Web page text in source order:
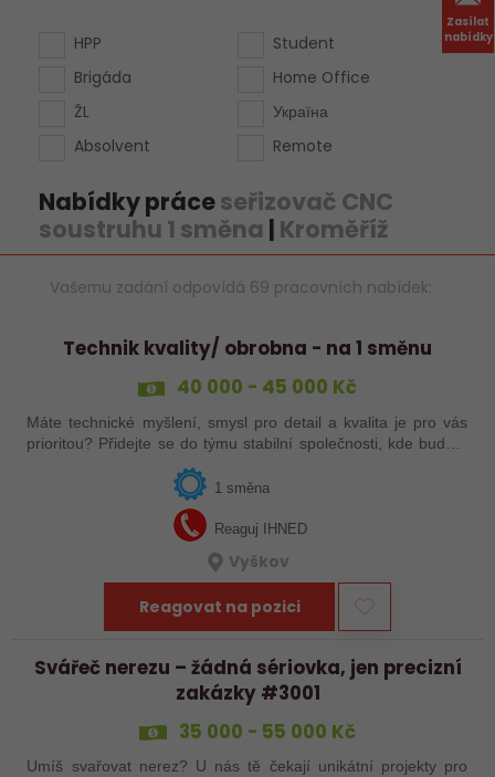
Zasílat
nabídky
HPP
Brigáda
ŽL
Absolvent
Student
Home Office
Україна
Remote
Nabídky práceseřizovač CNC
soustruhu 1 směna | Kroměříž
Vašemu zadání odpovídá 69 pracovních nabídek:
Technik kvality/ obrobna - na 1 směnu
40 000 - 45 000 Kč
Máte technické myšlení, smysl pro detail a kvalita je pro vás
prioritou? Přidejte se do týmu stabilní společnosti, kde budete
mít možnost podílet se na zajištění kvality výroby a
1 směna
Reaguj IHNED
Vyškov
Reagovat na pozici
Svářeč nerezu – žádná sériovka, jen precizní
zakázky #3001
35 000 - 55 000 Kč
Umíš svařovat nerez? U nás tě čekají unikátní projekty pro